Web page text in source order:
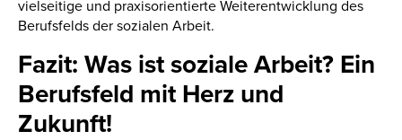
vielseitige und praxisorientierte Weiterentwicklung des
Berufsfelds der sozialen Arbeit.
Fazit: Was ist soziale Arbeit? Ein
Berufsfeld mit Herz und
Zukunft!